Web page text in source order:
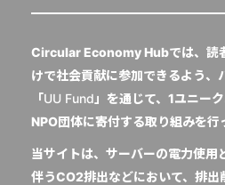
Circular Economy Hubでは、読
けで社会貢献に参加できるよう、
「UU Fund 」を通じて、1ユニー
NPO団体に寄付する取り組みを行
当サイトは、サーバーの電力使用
伴うCO2排出などにおいて、排出